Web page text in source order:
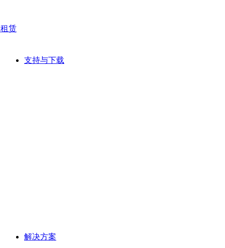
赁
支持与下载
解决方案